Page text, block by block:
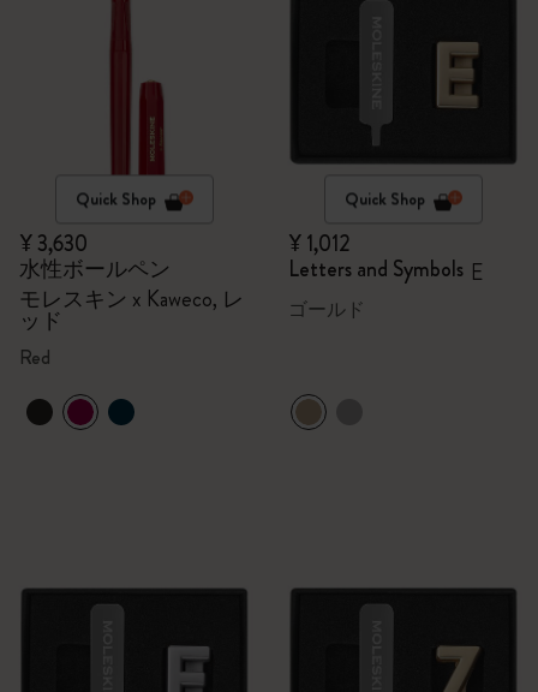
Quick Shop
¥ 3,630
水性ボールペン
モレスキン x Kaweco, レ
ッド
Red
Quick Shop
¥ 1,012
Letters and Symbols E
ゴールド